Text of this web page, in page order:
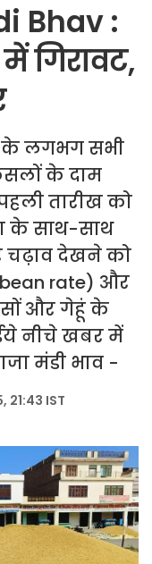
Bhav :
गिरावट,
के लगभग सभी
के दाम
तारीख को
के साथ-साथ
चढ़ाव देखने को
rate) और
और गेहूं के
नीचे खबर में
मंडी भाव -
21:43 IST